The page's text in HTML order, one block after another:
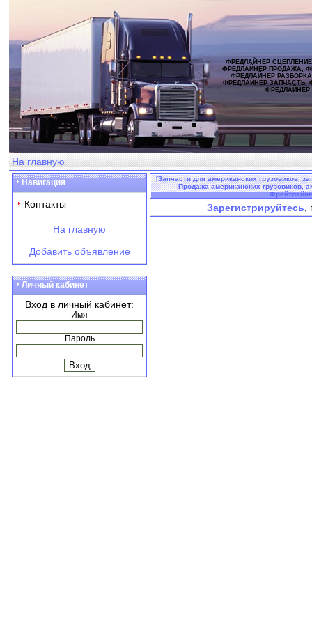
ФРЕДЛАЙНЕР
ФРЕДЛАЙНЕР ПРОДАЖА,
ФРЕДЛАЙНЕР
ФРЕДЛАЙНЕР ЗАПЧАСТЬ,
ФРЕДЛАЙНЕР
На главную
Навигация
Контакты
На главную
Добавить объявление
Личный кабинет
Вход в личный кабинет:
Имя
Пароль
[Запчасти для американских грузовиков,
Продажа американских грузовиков,
Зарегистрируйтесь